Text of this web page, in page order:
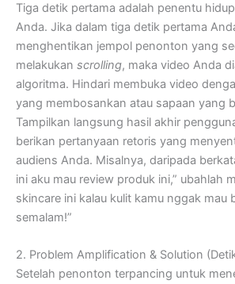
Tiga detik pertama adalah penentu
Anda. Jika dalam tiga detik pertama
menghentikan jempol penonton yang
melakukan scrolling, maka video Anda
algoritma. Hindari membuka video
yang membosankan atau sapaan yang
Tampilkan langsung hasil akhir
berikan pertanyaan retoris yang
audiens Anda. Misalnya, daripada
ini aku mau review produk ini,” ubahlah
skincare ini kalau kulit kamu nggak mau
semalam!”
2. Problem Amplification & Solution
Setelah penonton terpancing untuk